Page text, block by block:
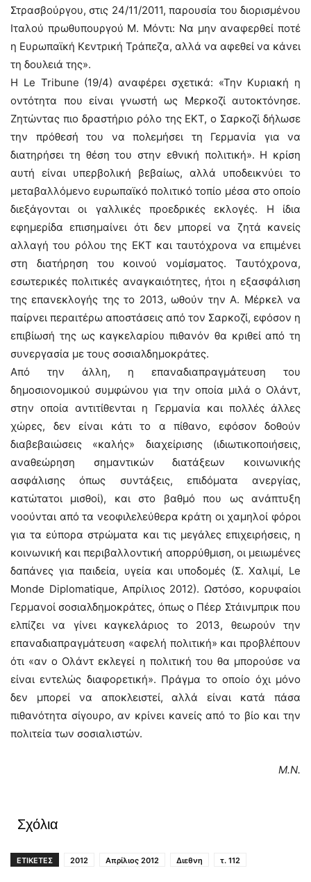
Στρασβούργου, στις 24/11/2011, παρουσία του διορισμένου
Ιταλού πρωθυπουργού Μ. Μόντι: Να μην αναφερθεί ποτέ
η Ευρωπαϊκή Κεντρική Τράπεζα, αλλά να αφεθεί να κάνει
τη δουλειά της».
Η Le Tribune (19/4) αναφέρει σχετικά: «Την Κυριακή η
οντότητα που είναι γνωστή ως Μερκοζί αυτοκτόνησε.
Ζητώντας πιο δραστήριο ρόλο της ΕΚΤ, ο Σαρκοζί δήλωσε
την πρόθεσή του να πολεμήσει τη Γερμανία για να
διατηρήσει τη θέση του στην εθνική πολιτική». Η κρίση
αυτή είναι υπερβολική βεβαίως, αλλά υποδεικνύει το
μεταβαλλόμενο ευρωπαϊκό πολιτικό τοπίο μέσα στο οποίο
διεξάγονται οι γαλλικές προεδρικές εκλογές. Η ίδια
εφημερίδα επισημαίνει ότι δεν μπορεί να ζητά κανείς
αλλαγή του ρόλου της ΕΚΤ και ταυτόχρονα να επιμένει
στη διατήρηση του κοινού νομίσματος. Ταυτόχρονα,
εσωτερικές πολιτικές αναγκαιότητες, ήτοι η εξασφάλιση
της επανεκλογής της το 2013, ωθούν την Α. Μέρκελ να
παίρνει περαιτέρω αποστάσεις από τον Σαρκοζί, εφόσον η
επιβίωσή της ως καγκελαρίου πιθανόν θα κριθεί από τη
συνεργασία με τους σοσιαλδημοκράτες.
Από την άλλη, η επαναδιαπραγμάτευση του
δημοσιονομικού συμφώνου για την οποία μιλά ο Ολάντ,
στην οποία αντιτίθενται η Γερμανία και πολλές άλλες
χώρες, δεν είναι κάτι το α πίθανο, εφόσον δοθούν
διαβεβαιώσεις «καλής» διαχείρισης (ιδιωτικοποιήσεις,
αναθεώρηση σημαντικών διατάξεων κοινωνικής
ασφάλισης όπως συντάξεις, επιδόματα ανεργίας,
κατώτατοι μισθοί), και στο βαθμό που ως ανάπτυξη
νοούνται από τα νεοφιλελεύθερα κράτη οι χαμηλοί φόροι
για τα εύπορα στρώματα και τις μεγάλες επιχειρήσεις, η
κοινωνική και περιβαλλοντική απορρύθμιση, οι μειωμένες
δαπάνες για παιδεία, υγεία και υποδομές (Σ. Χαλιμί, Le
Monde Diplomatique, Απρίλιος 2012). Ωστόσο, κορυφαίοι
Γερμανοί σοσιαλδημοκράτες, όπως ο Πέερ Στάινμπρικ που
ελπίζει να γίνει καγκελάριος το 2013, θεωρούν την
επαναδιαπραγμάτευση «αφελή πολιτική» και προβλέπουν
ότι «αν ο Ολάντ εκλεγεί η πολιτική του θα μπορούσε να
είναι εντελώς διαφορετική». Πράγμα το οποίο όχι μόνο
δεν μπορεί να αποκλειστεί, αλλά είναι κατά πάσα
πιθανότητα σίγουρο, αν κρίνει κανείς από το βίο και την
πολιτεία των σοσιαλιστών.
Μ.Ν.
Σχόλια
ΕΤΙΚΕΤΕΣ 2012 Απρίλιος 2012 Διεθνη τ. 112